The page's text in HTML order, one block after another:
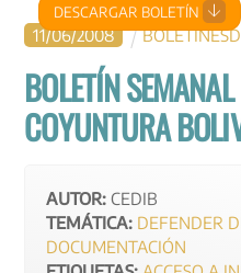
11/06/2008 BOLETINES
BOLETÍN
COYUNTURA
AUTOR: CEDIB
TEMÁTICA: DEFENDER
DOCUMENTACIÓN
DESCARGAR BOLETÍN